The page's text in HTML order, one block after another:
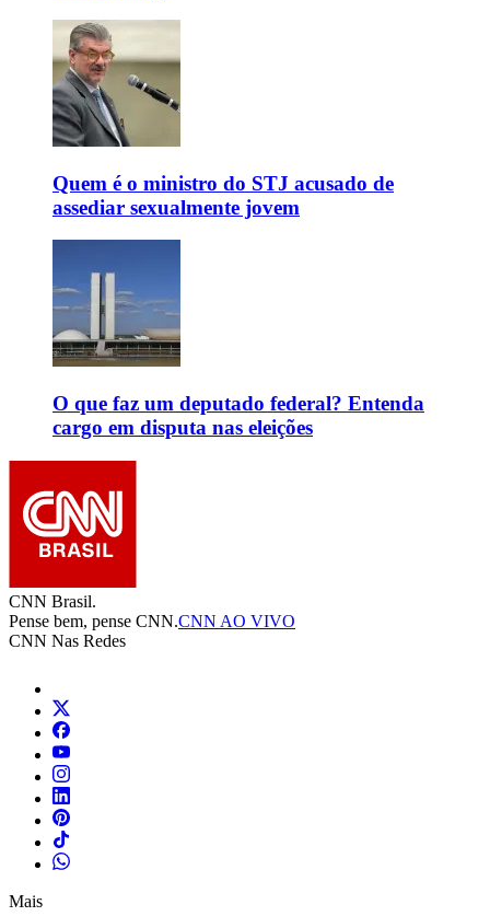
Quem é o ministro do STJ acusado de
assediar sexualmente jovem
O que faz um deputado federal? Entenda
cargo em disputa nas eleições
CNN Brasil.
Pense bem, pense CNN.CNN AO VIVO
CNN Nas Redes
Mais